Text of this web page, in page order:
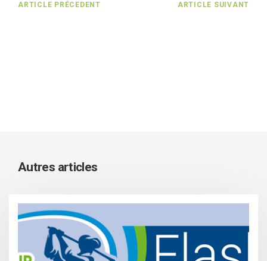
ARTICLE PRÉCEDENT ARTICLE SUIVANT
Autres articles